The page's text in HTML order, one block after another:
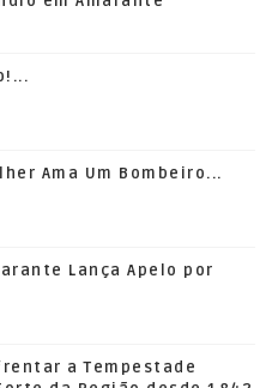
Ama Um Bombeiro...
Lança Apelo por
a Tempestade